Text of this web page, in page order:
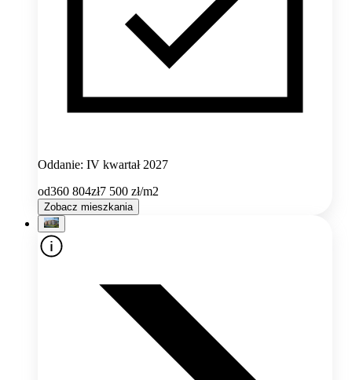
Oddanie: IV kwartał 2027
od360 804zł7 500 zł/m2
Zobacz mieszkania